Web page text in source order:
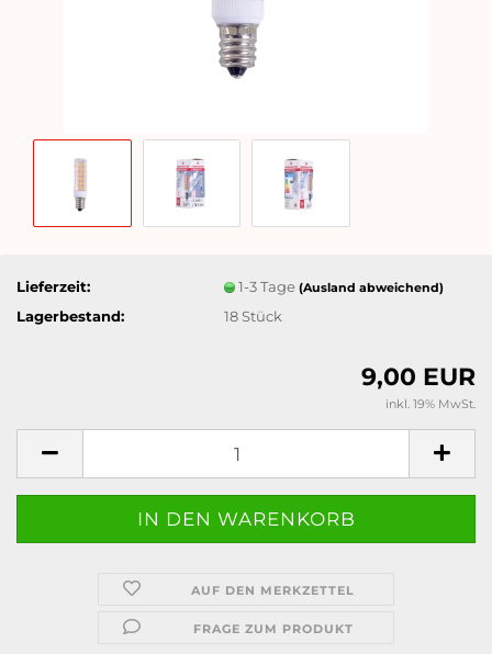
Lieferzeit: 1-3 Tage(Ausland abweichend)
Lagerbestand: 18Stück
9,00 EUR
inkl. 19% MwSt.
AUF DEN MERKZETTEL
FRAGE ZUM PRODUKT